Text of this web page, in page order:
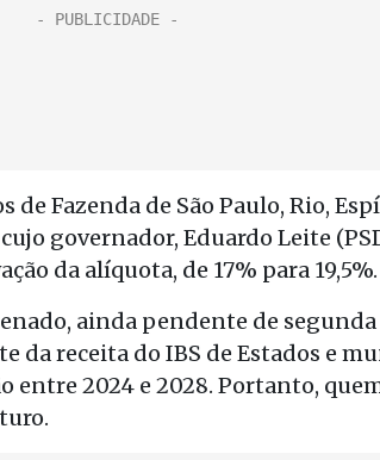
Fazenda de São Paulo, Rio,
governador, Eduardo Leite
da alíquota, de 17% para 19,5%.
ainda pendente de
da receita do IBS de Estados e
entre 2024 e 2028. Portanto,